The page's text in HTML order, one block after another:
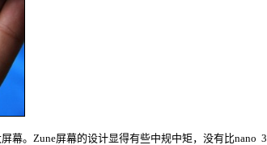
幕。Zune屏幕的设计显得有些中规中矩，没有比nano